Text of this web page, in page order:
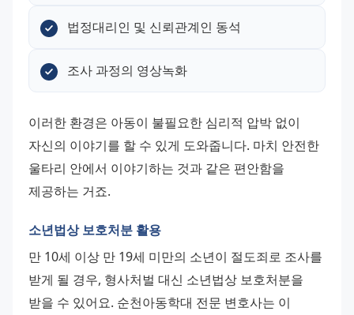
법정대리인 및 신뢰관계인 동석
조사 과정의 영상녹화
이러한 환경은 아동이 불필요한 심리적 압박 없이
자신의 이야기를 할 수 있게 도와줍니다. 마치 안전한
울타리 안에서 이야기하는 것과 같은 편안함을
제공하는 거죠.
소년법상 보호처분 활용
만 10세 이상 만 19세 미만의 소년이 절도죄로 조사를
받게 될 경우, 형사처벌 대신 소년법상 보호처분을
받을 수 있어요. 순천아동학대 전문 변호사는 이